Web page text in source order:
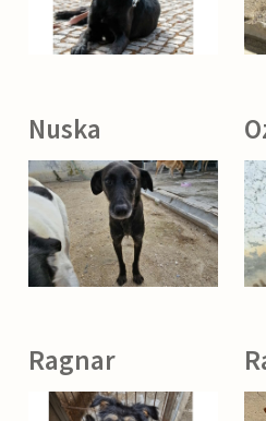
Nuska
Ragnar